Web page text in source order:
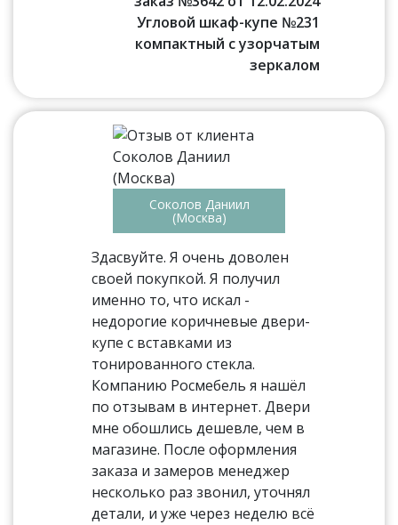
Угловой шкаф-купе №231
компактный с узорчатым
зеркалом
Соколов Даниил
(Москва)
Здасвуйте. Я очень доволен
своей покупкой. Я получил
именно то, что искал -
недорогие коричневые двери-
купе с вставками из
тонированного стекла.
Компанию Росмебель я нашёл
по отзывам в интернет. Двери
мне обошлись дешевле, чем в
магазине. После оформления
заказа и замеров менеджер
несколько раз звонил, уточнял
детали, и уже через неделю всё